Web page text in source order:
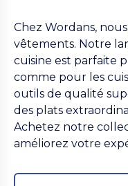
Chez Wordans,
vêtements. Notre
cuisine est parfaite
comme pour les
outils de qualité
des plats
Achetez notre
améliorez votre